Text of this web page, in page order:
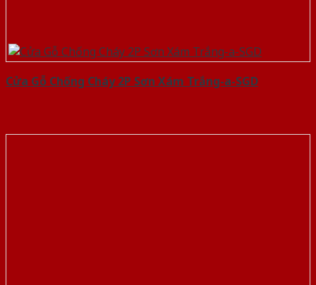
Cửa Gỗ Chống Cháy 2P Sơn Xám Trắng-a-SGD